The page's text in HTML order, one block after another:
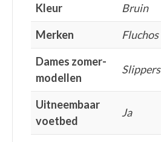
Kleur
Bruin
Merken
Fluchos
Dames zomer-
modellen
Slippers
Uitneembaar
voetbed
Ja